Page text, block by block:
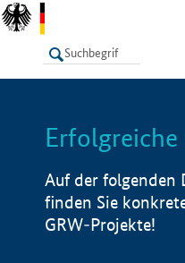
LISTE
Auf der folgenden
finden Sie
GRW-Projekte!